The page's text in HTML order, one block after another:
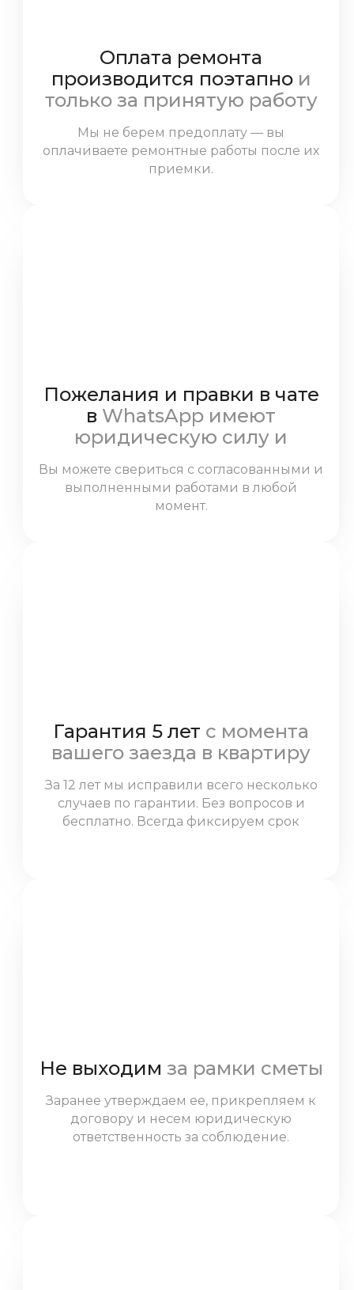
Оплата ремонта
производится поэтапнои
только за принятую работу
Мы не берем предоплату — вы
оплачиваете ремонтные работы после их
приемки.
Пожелания и правки в чате
в WhatsApp имеют
юридическую силу и
обязательны к выполнению
мастерами
Вы можете свериться с согласованными и
выполненными работами в любой
момент.
Гарантия 5 лет с момента
вашего заезда в квартиру
За 12 лет мы исправили всего несколько
случаев по гарантии. Без вопросов и
бесплатно. Всегда фиксируем срок
Не выходим за рамки сметы
Заранее утверждаем ее, прикрепляем к
договору и несем юридическую
ответственность за соблюдение.